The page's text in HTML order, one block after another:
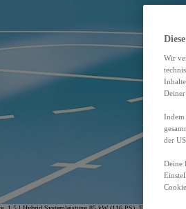
Wir
Indem
der
Deine